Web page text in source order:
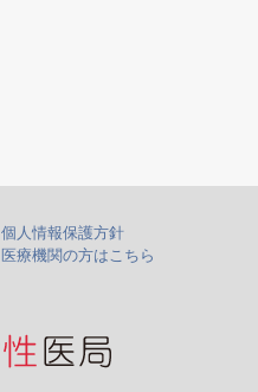
個人情報保護方針
医療機関の方はこちら